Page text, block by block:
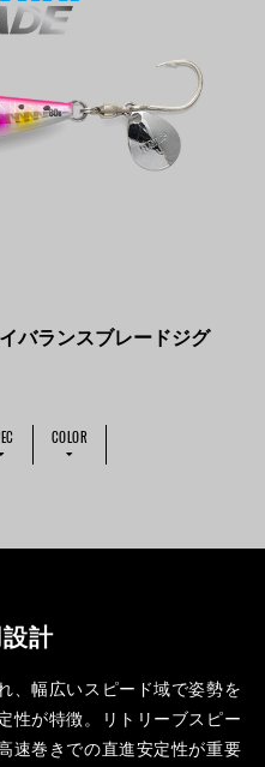
バランスブレードジグ
COLOR
計
、幅広いスピード域で姿勢を
性が特徴。リトリーブスピー
速巻きでの直進安定性が重要